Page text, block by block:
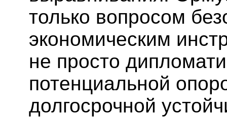
только вопросом
экономическим
не просто
потенциальной
долгосрочной